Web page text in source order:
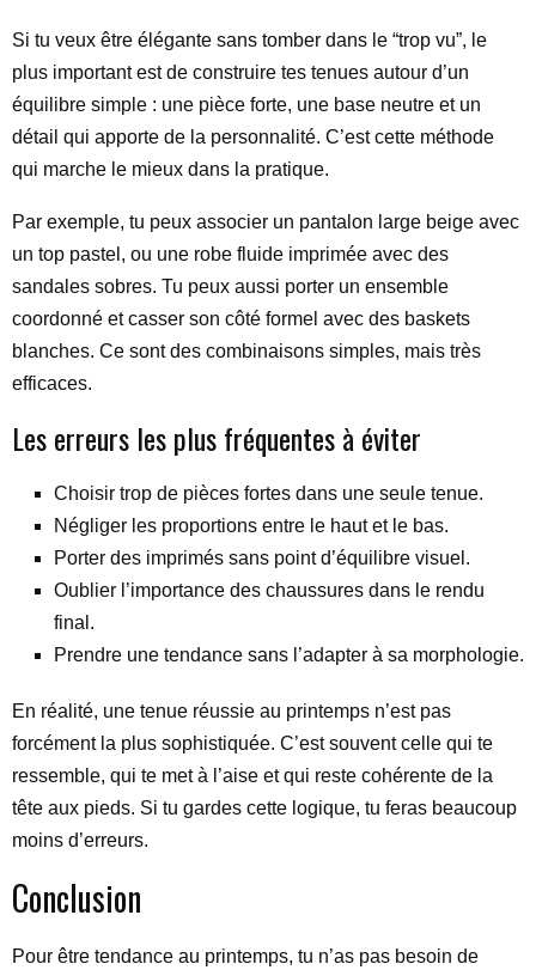
Si tu veux être élégante sans tomber dans le “trop vu”, le
plus important est de construire tes tenues autour d’un
équilibre simple : une pièce forte, une base neutre et un
détail qui apporte de la personnalité. C’est cette méthode
qui marche le mieux dans la pratique.
Par exemple, tu peux associer un pantalon large beige avec
un top pastel, ou une robe fluide imprimée avec des
sandales sobres. Tu peux aussi porter un ensemble
coordonné et casser son côté formel avec des baskets
blanches. Ce sont des combinaisons simples, mais très
efficaces.
Les erreurs les plus fréquentes à éviter
Choisir trop de pièces fortes dans une seule tenue.
Négliger les proportions entre le haut et le bas.
Porter des imprimés sans point d’équilibre visuel.
Oublier l’importance des chaussures dans le rendu
final.
Prendre une tendance sans l’adapter à sa morphologie.
En réalité, une tenue réussie au printemps n’est pas
forcément la plus sophistiquée. C’est souvent celle qui te
ressemble, qui te met à l’aise et qui reste cohérente de la
tête aux pieds. Si tu gardes cette logique, tu feras beaucoup
moins d’erreurs.
Conclusion
Pour être tendance au printemps, tu n’as pas besoin de